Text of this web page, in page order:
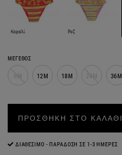
Κοραλί Ροζ
ΜΕΓΕΘΟΣ
6M 12M 18M 24M 36M
ΠΡΟΣΘΗΚΗ ΣΤΟ ΚΑΛΑΘΙ
ΔΙΑΘΈΣΙΜΟ - ΠΑΡΆΔΟΣΗ ΣΕ 1-3 ΗΜΈΡΕΣ